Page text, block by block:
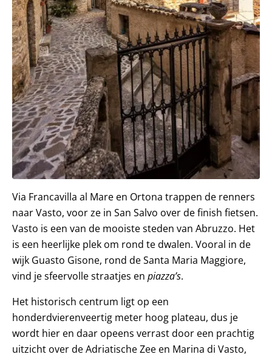
Via Francavilla al Mare en Ortona trappen de renners
naar Vasto, voor ze in San Salvo over de finish fietsen.
Vasto is een van de mooiste steden van Abruzzo. Het
is een heerlijke plek om rond te dwalen. Vooral in de
wijk Guasto Gisone, rond de Santa Maria Maggiore,
vind je sfeervolle straatjes en piazza’s.
Het historisch centrum ligt op een
honderdvierenveertig meter hoog plateau, dus je
wordt hier en daar opeens verrast door een prachtig
uitzicht over de Adriatische Zee en Marina di Vasto,